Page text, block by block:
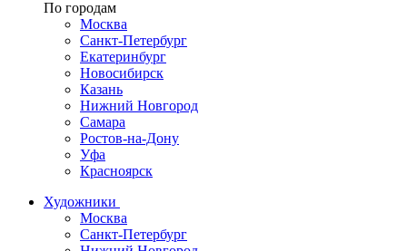
По городам
Москва
Санкт-Петербург
Екатеринбург
Новосибирск
Казань
Нижний Новгород
Самара
Ростов-на-Дону
Уфа
Красноярск
Художники
Москва
Санкт-Петербург